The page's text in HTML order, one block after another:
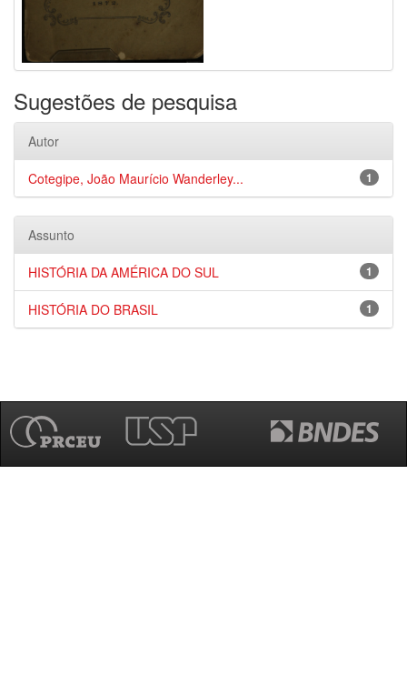
Sugestões de pesquisa
Autor
1
Cotegipe, João Maurício Wanderley...
Assunto
1
HISTÓRIA DA AMÉRICA DO SUL
1
HISTÓRIA DO BRASIL